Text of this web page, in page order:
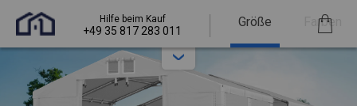
Hilfe beim Kauf
+49 35 817 283 011
Größe Farben